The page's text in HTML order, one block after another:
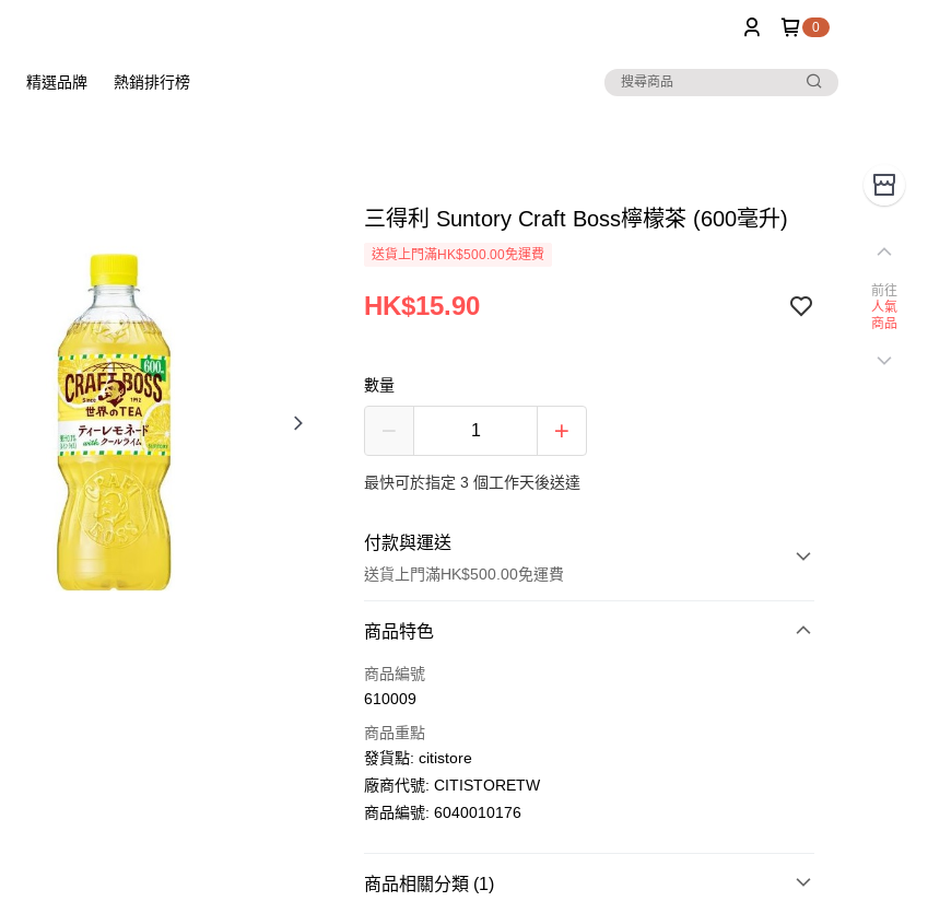
0
精選品牌 熱銷排行榜
三得利 Suntory Craft Boss檸檬茶 (600毫升)
送貨上門滿HK$500.00免運費
HK$15.90
數量
最快可於指定 3 個工作天後送達
付款與運送
送貨上門滿HK$500.00免運費
付款方式
信用卡
PayMe
WeChat Pay
商品特色
商品編號
610009
商品重點
發貨點: citistore
廠商代號: CITISTORETW
商品編號: 6040010176
商品相關分類 (1)
前往
人氣
商品